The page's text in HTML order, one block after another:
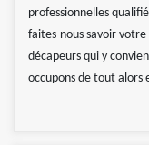
professionnelles
faites-nous savoir
décapeurs qui y
occupons de tout alors